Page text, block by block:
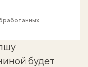
будет